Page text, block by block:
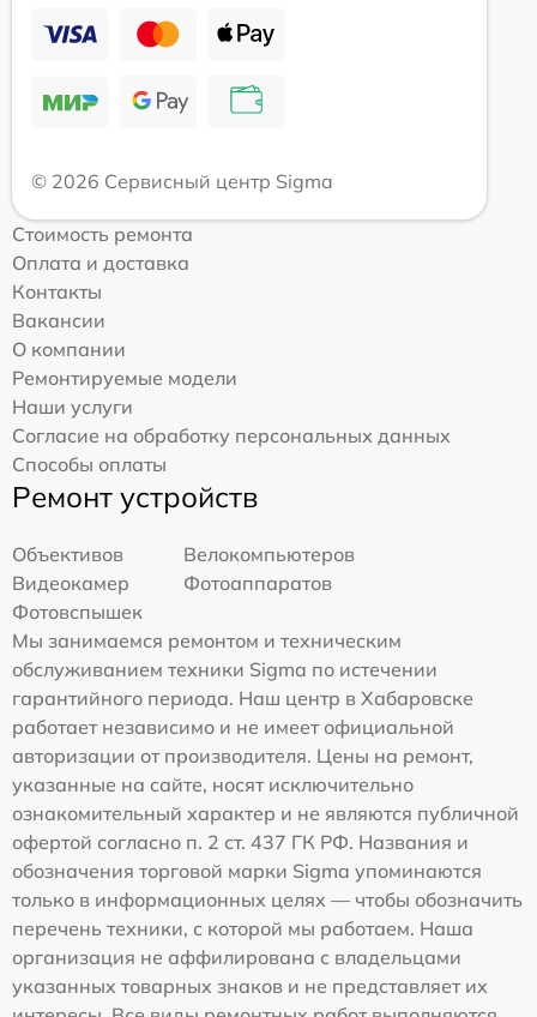
© 2026 Сервисный центр Sigma
Стоимость ремонта
Оплата и доставка
Контакты
Вакансии
О компании
Ремонтируемые модели
Наши услуги
Согласие на обработку персональных данных
Способы оплаты
Ремонт устройств
Объективов
Велокомпьютеров
Видеокамер
Фотоаппаратов
Фотовспышек
Мы занимаемся ремонтом и техническим
обслуживанием техники Sigma по истечении
гарантийного периода. Наш центр в Хабаровске
работает независимо и не имеет официальной
авторизации от производителя. Цены на ремонт,
указанные на сайте, носят исключительно
ознакомительный характер и не являются публичной
офертой согласно п. 2 ст. 437 ГК РФ. Названия и
обозначения торговой марки Sigma упоминаются
только в информационных целях — чтобы обозначить
перечень техники, с которой мы работаем. Наша
организация не аффилирована с владельцами
указанных товарных знаков и не представляет их